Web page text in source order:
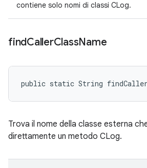
contiene solo nomi di classi CLog.
findCallerClassName
public static String
Trova il nome della classe esterna
direttamente un metodo CLog.